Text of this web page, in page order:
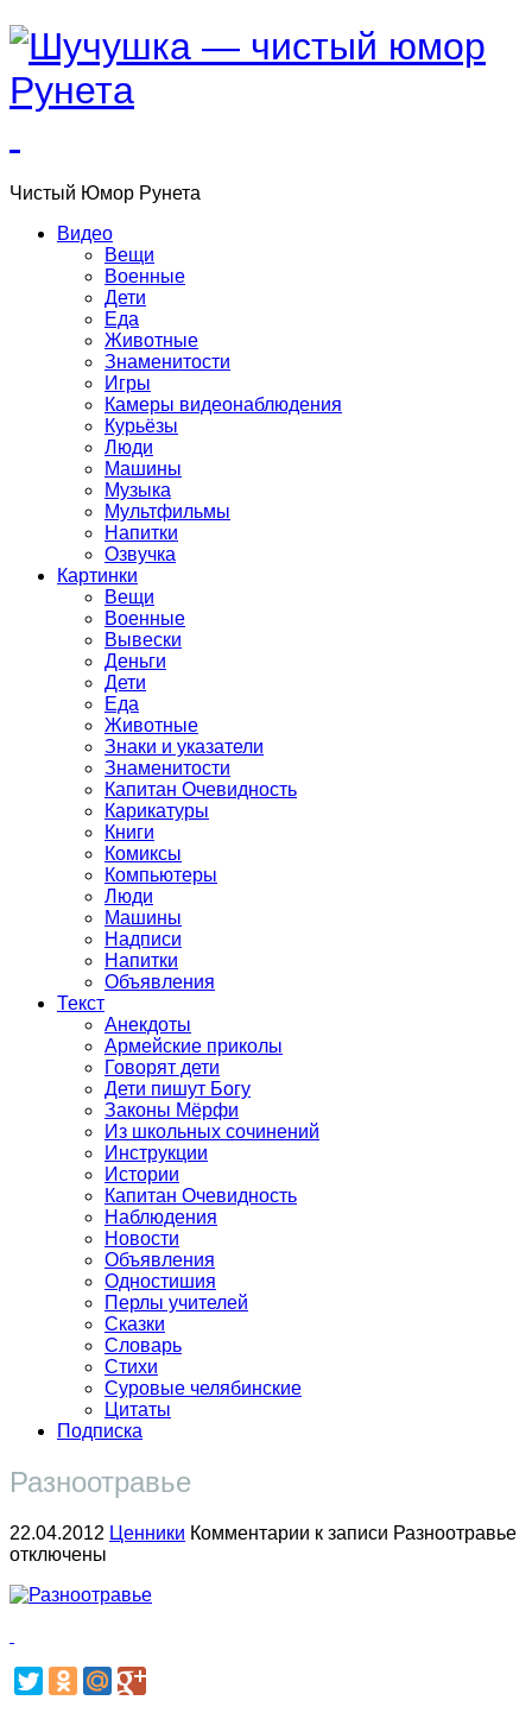
Чистый Юмор Рунета
Видео
Вещи
Военные
Дети
Еда
Животные
Знаменитости
Игры
Камеры видеонаблюдения
Курьёзы
Люди
Машины
Музыка
Мультфильмы
Напитки
Озвучка
Картинки
Вещи
Военные
Вывески
Деньги
Дети
Еда
Животные
Знаки и указатели
Знаменитости
Капитан Очевидность
Карикатуры
Книги
Комиксы
Компьютеры
Люди
Машины
Надписи
Напитки
Объявления
Текст
Анекдоты
Армейские приколы
Говорят дети
Дети пишут Богу
Законы Мёрфи
Из школьных сочинений
Инструкции
Истории
Капитан Очевидность
Наблюдения
Новости
Объявления
Одностишия
Перлы учителей
Сказки
Словарь
Стихи
Суровые челябинские
Цитаты
Подписка
Разноотравье
22.04.2012 Ценники Комментарии к записи Разноотравье
отключены